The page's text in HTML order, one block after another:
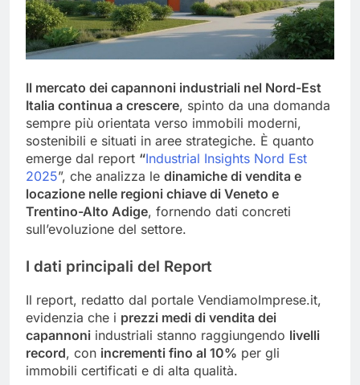
Il mercato dei capannoni industriali nel Nord-Est
Italia continua a crescere, spinto da una domanda
sempre più orientata verso immobili moderni,
sostenibili e situati in aree strategiche. È quanto
emerge dal report “Industrial Insights Nord Est
2025”, che analizza le dinamiche di vendita e
locazione nelle regioni chiave di Veneto e
Trentino-Alto Adige, fornendo dati concreti
sull’evoluzione del settore.
I dati principali del Report
Il report, redatto dal portale VendiamoImprese.it,
evidenzia che i prezzi medi di vendita dei
capannoni industriali stanno raggiungendo livelli
record, con incrementi fino al 10% per gli
immobili certificati e di alta qualità.